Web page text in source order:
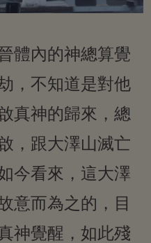
體內的神總算覺
，不知道是對他
真神的歸來，總
，跟大澤山滅亡
今看來，這大澤
意而為之的，目
神覺醒，如此殘